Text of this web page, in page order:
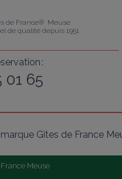
de France®  Meuse
de qualité depuis 1951
:
01 65
Gîtes de France
Meuse